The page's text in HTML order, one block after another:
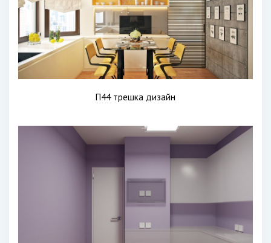
П44 трешка дизайн